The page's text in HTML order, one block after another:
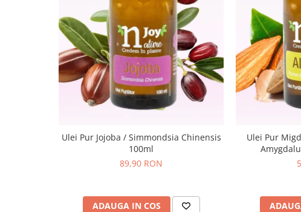
Ulei Pur Jojoba / Simmondsia Chinensis
100ml
89,90 RON
ADAUGA IN COS
Ulei Pur